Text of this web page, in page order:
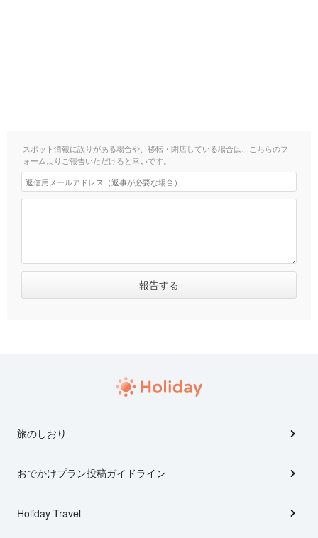
スポット情報に誤りがある場合や、移転・閉店している場合は、こちらのフ
ォームよりご報告いただけると幸いです。
旅のしおり
おでかけプラン投稿ガイドライン
Holiday Travel